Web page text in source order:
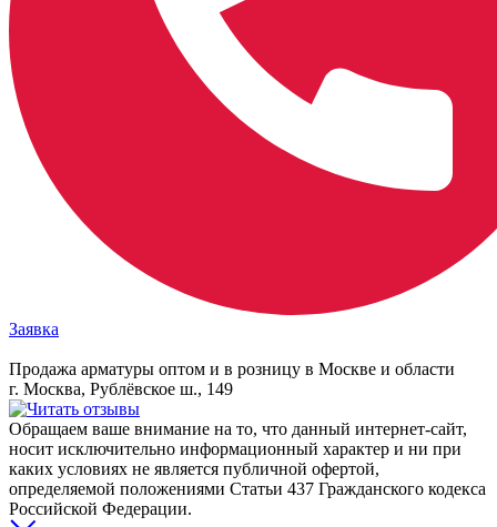
Заявка
Продажа арматуры оптом и в розницу в Москве и области
г. Москва, Рублёвское ш., 149
Обращаем ваше внимание на то, что данный интернет-сайт,
носит исключительно информационный характер и ни при
каких условиях не является публичной офертой,
определяемой положениями Статьи 437 Гражданского кодекса
Российской Федерации.